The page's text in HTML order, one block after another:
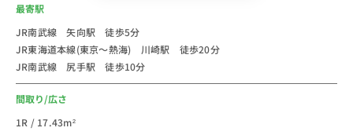
かもしれません。
新人研修や出張にもご利用しやすいエリアです。
個人での初めての社会人の一人暮らしなどに、家具家電
付き短期賃貸マンションの格安ウィークリー・マンスリ
ーマンションとしてご利用ください。
スタッフ一同皆様のご予約をお待ちしております。
最寄駅
JR南武線 矢向駅 徒歩5分
JR東海道本線(東京～熱海) 川崎駅 徒歩20分
JR南武線 尻手駅 徒歩10分
間取り/広さ
1R / 17.43m²